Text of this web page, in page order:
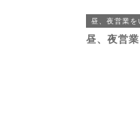
昼、夜営業を
昼、夜営